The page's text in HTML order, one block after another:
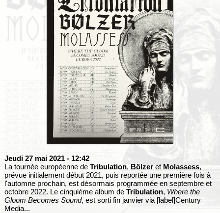
Jeudi 27 mai 2021 - 12:42
La tournée européenne de Tribulation, Bölzeret Molassess,
prévue initialement début 2021, puis reportée une première fois à
l'automne prochain, est désormais programmée en septembre et
octobre 2022. Le cinquième album de Tribulation, Where the
Gloom Becomes Sound, est sorti fin janvier via [label]Century
Media...